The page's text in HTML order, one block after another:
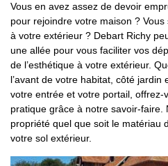
Vous en avez assez de devoir
pour rejoindre votre maison ?
à votre extérieur ? Debart Richy
une allée pour vous faciliter vos
de l’esthétique à votre extérieur.
l’avant de votre habitat, côté
votre entrée et votre portail, offrez-
pratique grâce à notre savoir-faire.
propriété quel que soit le matériau
votre sol extérieur.